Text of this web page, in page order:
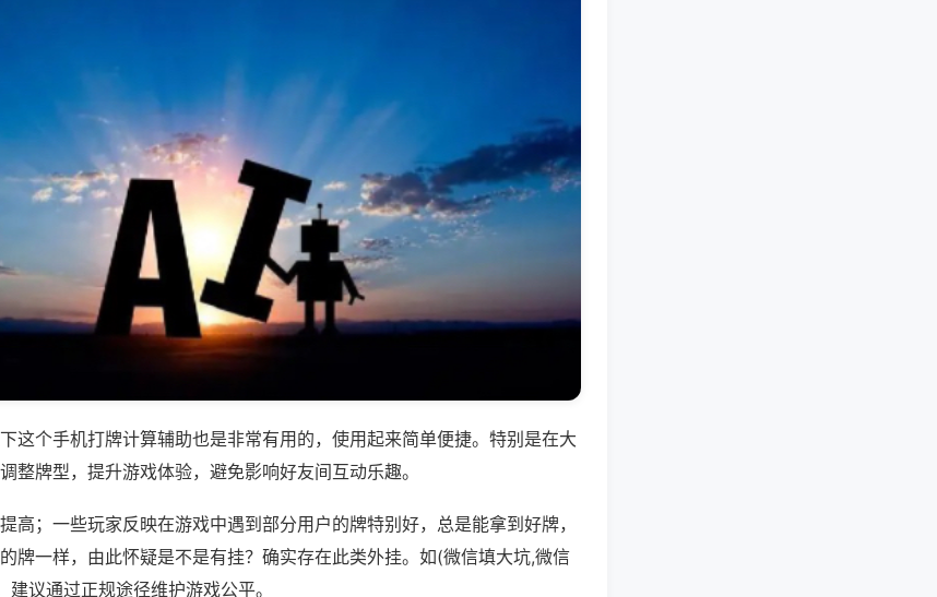
这个手机打牌计算辅助也是非常有用的，使用起来简单便捷。特别是在大
整牌型，提升游戏体验，避免影响好友间互动乐趣。
高；一些玩家反映在游戏中遇到部分用户的牌特别好，总是能拿到好牌，
牌一样，由此怀疑是不是有挂？确实存在此类外挂。如(微信填大坑,微信
议通过正规途径维护游戏公平。